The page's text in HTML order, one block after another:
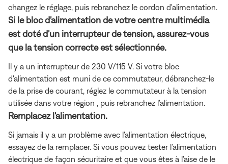
changez le réglage, puis rebranchez le cordon d'alimentation.
Si le bloc d'alimentation de votre centre multimédia
est doté d'un interrupteur de tension, assurez-vous
que la tension correcte est sélectionnée.
Il y a un interrupteur de 230 V/115 V. Si votre bloc
d'alimentation est muni de ce commutateur, débranchez-le
de la prise de courant, réglez le commutateur à la tension
utilisée dans votre région , puis rebranchez l'alimentation.
Remplacez l'alimentation.
Si jamais il y a un problème avec l'alimentation électrique,
essayez de la remplacer. Si vous pouvez tester l'alimentation
électrique de façon sécuritaire et que vous êtes à l'aise de le